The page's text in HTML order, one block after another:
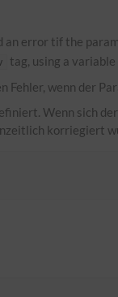
error tif the
tag, using a
Fehler, wenn der
Wenn sich
korriegiert